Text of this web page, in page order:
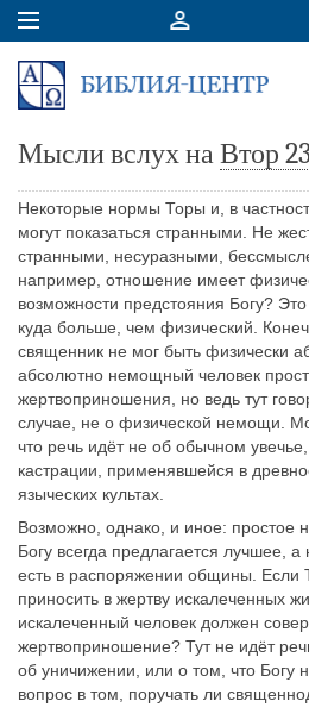
Мысли вслух наВтор
Некоторые нормы Торы и, в
могут показаться странными. Не
странными, несуразными,
например, отношение имеет
возможности предстояния Богу?
куда больше, чем физический.
священник не мог быть
абсолютно немощный человек
жертвоприношения, но ведь тут
случае, не о физической немощи.
что речь идёт не об обычном
кастрации, применявшейся в
языческих культах.
Возможно, однако, и иное: простое
Богу всегда предлагается лучшее, а
есть в распоряжении общины. Если
приносить в жертву искалеченных
искалеченный человек должен
жертвоприношение? Тут не идёт
об уничижении, или о том, что Богу
вопрос в том, поручать ли